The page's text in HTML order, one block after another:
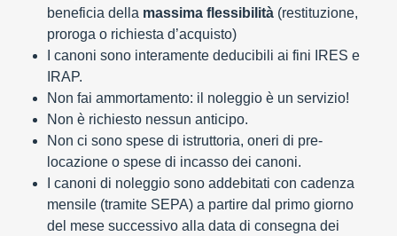
beneficia della massima flessibilità (restituzione,
proroga o richiesta d’acquisto)
I canoni sono interamente deducibili ai fini IRES e
IRAP.
Non fai ammortamento: il noleggio è un servizio!
Non è richiesto nessun anticipo.
Non ci sono spese di istruttoria, oneri di pre-
locazione o spese di incasso dei canoni.
I canoni di noleggio sono addebitati con cadenza
mensile (tramite SEPA) a partire dal primo giorno
del mese successivo alla data di consegna dei